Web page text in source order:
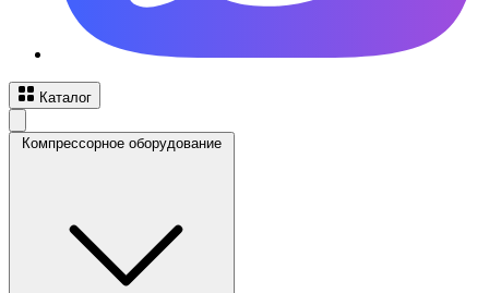
Каталог
Компрессорное оборудование